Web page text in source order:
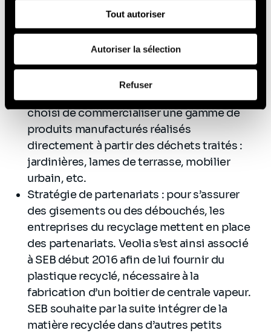
sociaux, de publicité et d'analyse, qui peuvent combiner
celles-ci avec d'autres informations que vous leur avez
fournies ou qu'ils ont collectées lors de votre utilisation
de leurs services (cookies tiers).
vous pouvez nous contacter et comment nous traitons
Politique de protection des données à caractère
personnel.
Tout autoriser
Autoriser la sélection
Refuser
transformation des déchets peut
permettre aux recycleurs de viser de
nouveaux marchés en aval. L’entreprise
APR2, spécialisée dans le traitement et la
valorisation de déchets d’équipements
électriques et électroniques (DEEE), a ainsi
choisi de commercialiser une gamme de
produits manufacturés réalisés
directement à partir des déchets traités :
jardinières, lames de terrasse, mobilier
urbain, etc.
Stratégie de partenariats : pour s’assurer
des gisements ou des débouchés, les
entreprises du recyclage mettent en place
des partenariats. Veolia s’est ainsi associé
à SEB début 2016 afin de lui fournir du
plastique recyclé, nécessaire à la
fabrication d’un boitier de centrale vapeur.
SEB souhaite par la suite intégrer de la
matière recyclée dans d’autres petits